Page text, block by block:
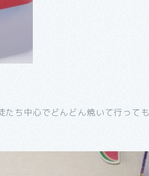
ち中心でどんどん焼いて行っても